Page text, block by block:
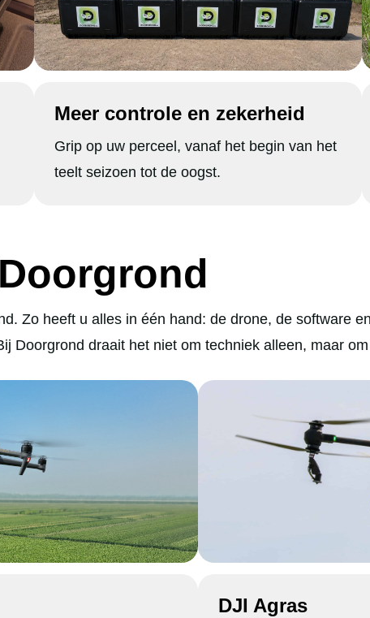
Meer controle en zekerheid
Grip op uw perceel, vanaf het begin van het
teelt seizoen tot de oogst.
Zo heeft u alles in één hand: de drone, de software
Doorgrond draait het niet om techniek alleen, maar
DJI Agras